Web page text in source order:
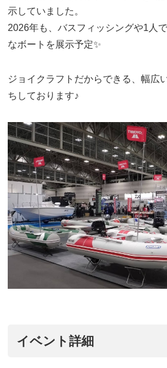
示していました。
2026年も、バスフィッシングや1人
なボートを展示予定✨
ジョイクラフトだからできる、幅広
ちしております♪
イベント詳細